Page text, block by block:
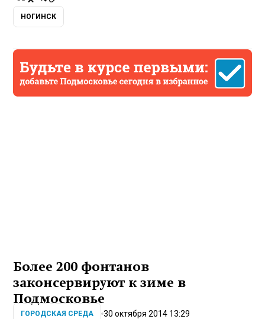
НОГИНСК
Более 200 фонтанов
законсервируют к зиме в
Подмосковье
ГОРОДСКАЯ СРЕДА 30 октября 2014 13:29